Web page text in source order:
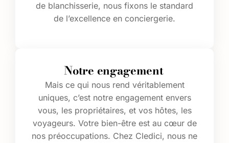
de blanchisserie, nous fixons le standard
de l’excellence en conciergerie.
Notre engagement
Mais ce qui nous rend véritablement
uniques, c’est notre engagement envers
vous, les propriétaires, et vos hôtes, les
voyageurs. Votre bien-être est au cœur de
nos préoccupations. Chez Cledici, nous ne